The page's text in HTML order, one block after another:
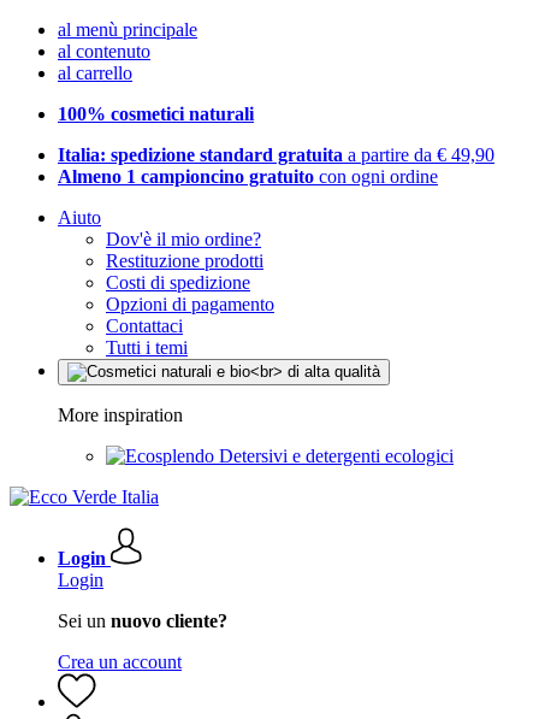
al menù principale
al contenuto
al carrello
100% cosmetici naturali
Italia: spedizione standard gratuita a partire da € 49,90
Almeno 1 campioncino gratuito con ogni ordine
Aiuto
Dov'è il mio ordine?
Restituzione prodotti
Costi di spedizione
Opzioni di pagamento
Contattaci
Tutti i temi
More inspiration
Detersivi e detergenti ecologici
Login
Login
Sei un nuovo cliente?
Crea un account